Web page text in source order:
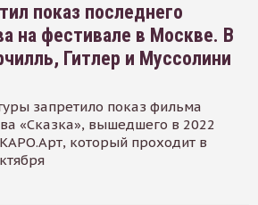
показ последнего
на фестивале в Москве. В
Гитлер и Муссолини
запретило показ фильма
«Сказка», вышедшего в 2022
который проходит в